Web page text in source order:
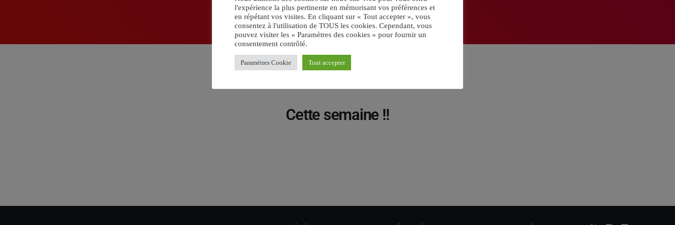
Cette semaine !!
l'expérience la plus pertinente en mémorisant vos préférences et
en répétant vos visites. En cliquant sur « Tout accepter », vous
consentez à l'utilisation de TOUS les cookies. Cependant, vous
pouvez visiter les « Paramètres des cookies » pour fournir un
consentement contrôlé.
Paramètres Cookie Tout accepter